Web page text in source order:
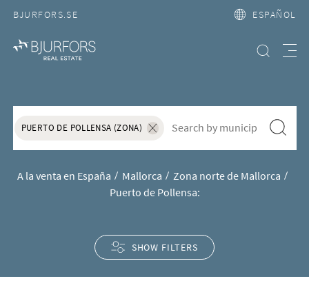
BJURFORS.SE ESPAÑOL
Búsqueda
Casas y apartamentos en
PUERTO DE POLLENSA (ZONA)
Ta bort sökordet "Puerto de Pollensa
S&ouml;k f&ouml;r att l&auml;gga till nytt s&ouml;kord
A la venta en España Mallorca
Zona norte de Mallorca
Puerto de Pollensa:
SHOW FILTERS